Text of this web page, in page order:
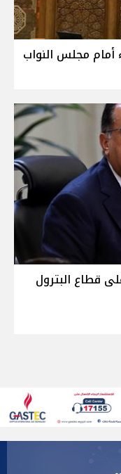
مجلس النواب
قطاع البترول